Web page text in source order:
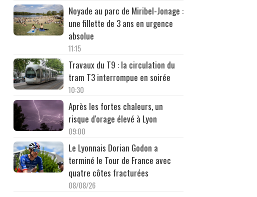
Noyade au parc de Miribel-Jonage :
une fillette de 3 ans en urgence
absolue
11:15
Travaux du T9 : la circulation du
tram T3 interrompue en soirée
10:30
Après les fortes chaleurs, un
risque d'orage élevé à Lyon
09:00
Le Lyonnais Dorian Godon a
terminé le Tour de France avec
quatre côtes fracturées
08/08/26